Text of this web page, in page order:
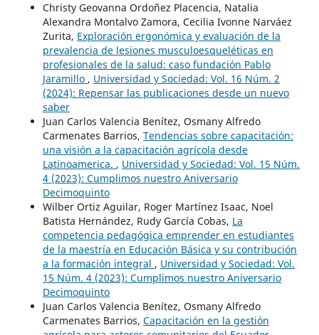
Christy Geovanna Ordoñez Placencia, Natalia
Alexandra Montalvo Zamora, Cecilia Ivonne Narváez
Zurita, Exploración ergonómica y evaluación de la
prevalencia de lesiones musculoesqueléticas en
profesionales de la salud: caso fundación Pablo
Jaramillo , Universidad y Sociedad: Vol. 16 Núm. 2
(2024): Repensar las publicaciones desde un nuevo
saber
Juan Carlos Valencia Benítez, Osmany Alfredo
Carmenates Barrios, Tendencias sobre capacitación:
una visión a la capacitación agrícola desde
Latinoamerica. , Universidad y Sociedad: Vol. 15 Núm.
4 (2023): Cumplimos nuestro Aniversario
Decimoquinto
Wilber Ortiz Aguilar, Roger Martínez Isaac, Noel
Batista Hernández, Rudy García Cobas, La
competencia pedagógica emprender en estudiantes
de la maestría en Educación Básica y su contribución
a la formación integral , Universidad y Sociedad: Vol.
15 Núm. 4 (2023): Cumplimos nuestro Aniversario
Decimoquinto
Juan Carlos Valencia Benítez, Osmany Alfredo
Carmenates Barrios, Capacitación en la gestión